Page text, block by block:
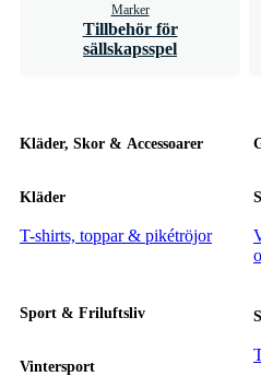
Marker
Tillbehör för
sällskapsspel
Kläder, Skor & Accessoarer
Kläder
T-shirts, toppar & pikétröjor
Sport & Friluftsliv
Vintersport